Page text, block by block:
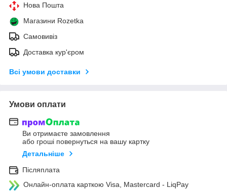
Нова Пошта
Магазини Rozetka
Самовивіз
Доставка кур'єром
Всі умови доставки
Умови оплати
Ви отримаєте замовлення
або гроші повернуться на вашу картку
Детальніше
Післяплата
Онлайн-оплата карткою Visa, Mastercard - LiqPay